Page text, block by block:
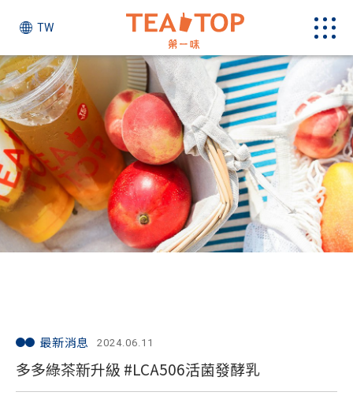
最新消息 2024.06.11
多多綠茶新升級 #LCA506活菌發酵乳
TW